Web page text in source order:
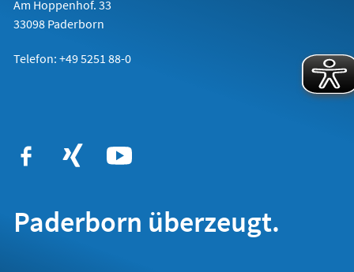
Am Hoppenhof. 33
33098 Paderborn
Telefon: +49 5251 88-0
Paderborn überzeugt.